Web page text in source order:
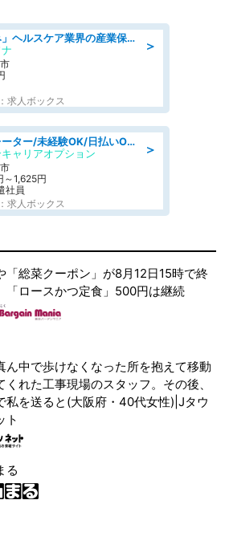
＞
「土日祝休み」ヘルスケア業界の産業保健師/高時給/未経験OK/要資格:保健師、正看護師
求人ボックス
＞
マシンオペレーター/未経験OK/日払いOK/寮費無料/交替制/20・30・40代活躍中
ャリアオプション
1,625円
社員
求人ボックス
「総菜クーポン」が8月12日15時で終
「ロースかつ定食」500円は継続
ん中で歩けなくなった所を抱えて移動
くれた工事現場のスタッフ。その後、
私を送ると(大阪府・40代女性)|Jタウ
ト
る